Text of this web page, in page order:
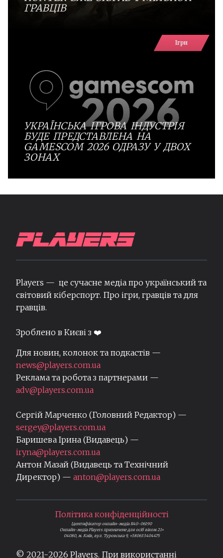
ГРАВЦІВ
Ігри
УКРАЇНСЬКА ІГРОВА ІНДУСТРІЯ
БУДЕ ПРЕДСТАВЛЕНА НА
GAMESCOM 2026 ОДРАЗУ У ДВОХ
ЗОНАХ
Players — це сучасне медіа про український та
світовий кіберспорт. Про ігри, гравців та для
гравців.
Зроблено в Києві з ❤️
Для новин, колонок та подкастів —
news@players.com.ua
Реклама та робота з партнерами —
adv@players.com.ua
Сергій Марченко (Головний Редактор) —
sergey@players.com.ua
Баришева Ірина (Видавець) —
iryna@players.com.ua
Антон Мазай (Видавець та Технічний
Директор) — anton@players.com.ua
Політика конфіденційності
Ідентифікатор онлайн-медіа R40-06190
Онлайн-медіа Players призначене для осіб віком 21+
04080, м. Київ, вул. Туровська 9, +380633404475
© 2021-2026 Players. При використанні